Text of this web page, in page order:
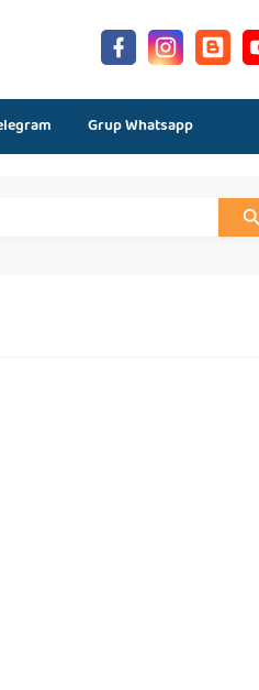
Grup Whatsapp